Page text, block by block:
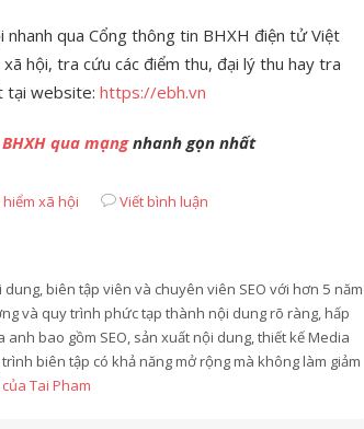
qua Cổng thông tin BHXH điện tử Việt
hội, tra cứu các điểm thu, đại lý thu hay tra
tại website: https://ebh.vn
qua mạngnhanh gọn nhất
xã hội Viết bình luận
biên tập viên và chuyên viên SEO với hơn 5 năm
và quy trình phức tạp thành nội dung rõ ràng, hấp
anh bao gồm SEO, sản xuất nội dung, thiết kế Media
biên tập có khả năng mở rộng mà không làm giảm
Tai Pham